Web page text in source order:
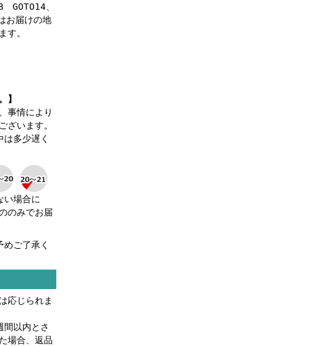
GOTO14、
お届けの地
す。
】
事情により
ざいます。
多少遅く
場合に
のみでお届
ご了承く
応じられま
間以内とさ
場合、返品